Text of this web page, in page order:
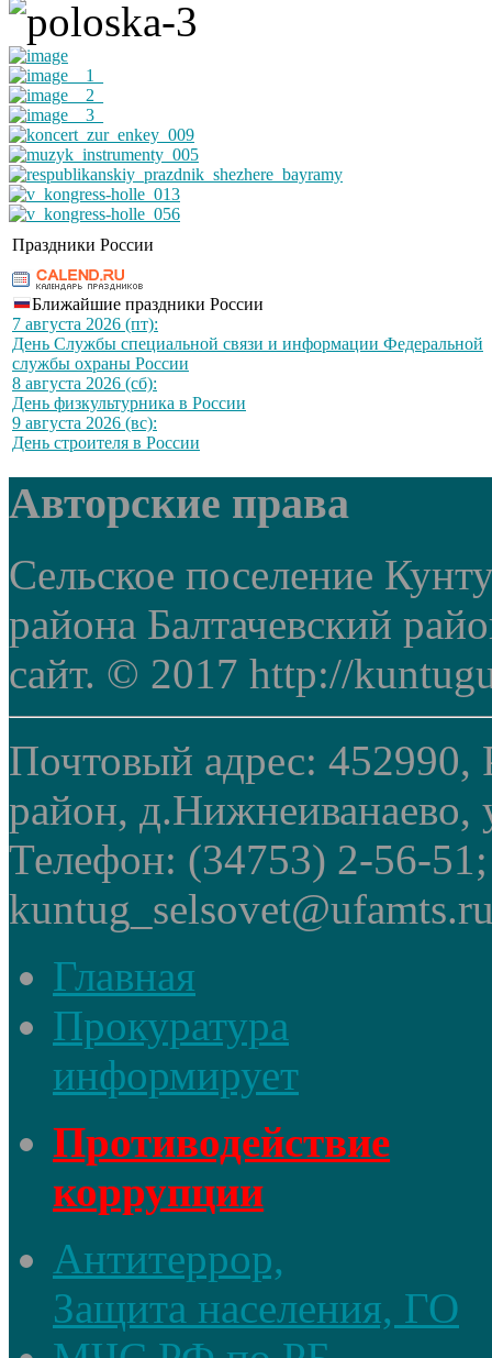
Праздники России
Ближайшие праздники России
7 августа 2026 (пт):
День Службы специальной связи и информации Федеральной
службы охраны России
8 августа 2026 (сб):
День физкультурника в России
9 августа 2026 (вс):
День строителя в России
Авторские права
Сельское поселение
района Балтачевский
сайт. © 2017 http://
Почтовый адрес: 452990,
район, д.Нижнеиванаево,
Телефон: (34753) 2-56-
Главная
Прокуратура
информирует
Противодействие
коррупции
Антитеррор,
Защита населения, ГО